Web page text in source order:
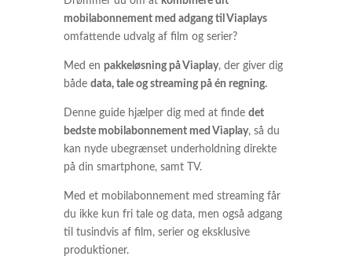
mobilabonnement med adgang til Viaplays
omfattende udvalg af film og serier?
Med en pakkeløsning på Viaplay, der giver dig
både data, tale og streaming på én regning.
Denne guide hjælper dig med at finde det
bedste mobilabonnement med Viaplay, så du
kan nyde ubegrænset underholdning direkte
på din smartphone, samt TV.
Med et mobilabonnement med streaming får
du ikke kun fri tale og data, men også adgang
til tusindvis af film, serier og eksklusive
produktioner.